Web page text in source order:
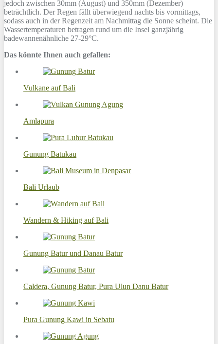
jedoch zwischen 30mm (August) und 350mm (Dezember)
beträchtlich. Der Regen fällt überwiegend nachts bis vormittags,
sodass auch in der Regenzeit am Nachmittag die Sonne scheint. Die
Wassertemperaturen betragen rund um die Insel ganzjährig
badewannenähnliche 27-29°C.
Das könnte Ihnen auch gefallen:
Vulkane auf Bali
Amlapura
Gunung Batukau
Bali Urlaub
Wandern & Hiking auf Bali
Gunung Batur und Danau Batur
Caldera, Gunung Batur, Pura Ulun Danu Batur
Pura Gunung Kawi in Sebatu